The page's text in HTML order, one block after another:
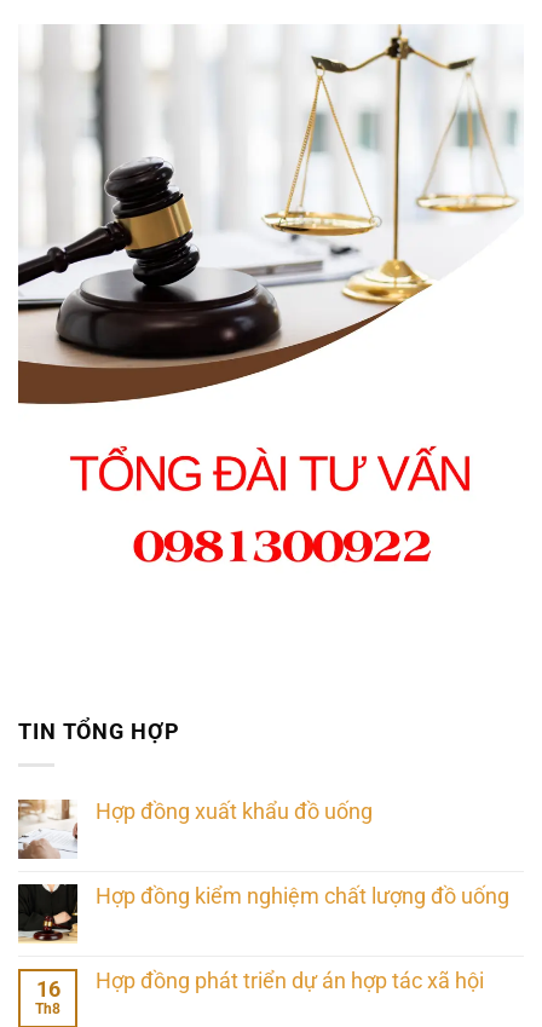
TIN TỔNG HỢP
Hợp đồng xuất khẩu đồ uống
Hợp đồng kiểm nghiệm chất lượng đồ uống
16
Th8
Hợp đồng phát triển dự án hợp tác xã hội